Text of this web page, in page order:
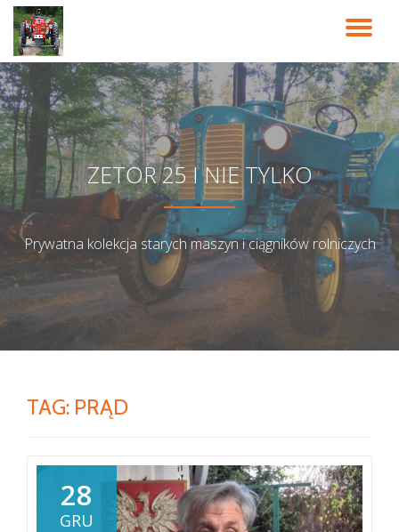
Przeskocz
do
treści
ZETOR 25 I NIE TYLKO
Prywatna kolekcja starych maszyn i ciągników rolniczych
TAG: PRĄD
28
GRU